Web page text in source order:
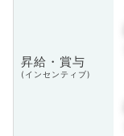
昇給・賞与
(インセンティブ)